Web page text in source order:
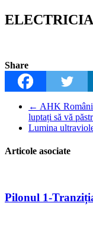
Share
← AHK
luptați să vă
Lumina
Articole asociate
Pilonul 1-